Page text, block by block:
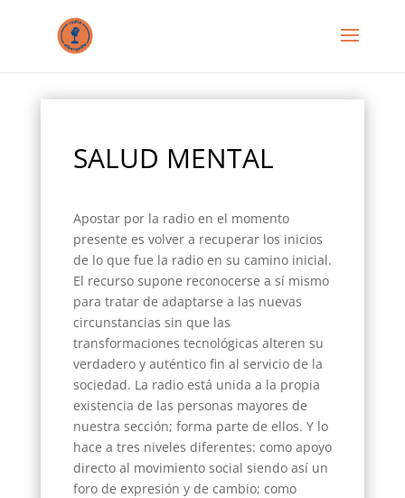
SALUD MENTAL
Apostar por la radio en el momento
presente es volver a recuperar los inicios
de lo que fue la radio en su camino inicial.
El recurso supone reconocerse a sí mismo
para tratar de adaptarse a las nuevas
circunstancias sin que las
transformaciones tecnológicas alteren su
verdadero y auténtico fin al servicio de la
sociedad. La radio está unida a la propia
existencia de las personas mayores de
nuestra sección; forma parte de ellos. Y lo
hace a tres niveles diferentes: como apoyo
directo al movimiento social siendo así un
foro de expresión y de cambio; como